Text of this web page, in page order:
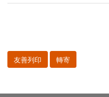
友善列印 轉寄